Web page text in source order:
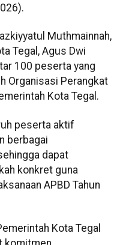
Muthmainnah,
Tegal, Agus Dwi
100 peserta yang
Organisasi Perangkat
Kota Tegal.
peserta aktif
berbagai
dapat
konkret guna
APBD Tahun
Kota Tegal